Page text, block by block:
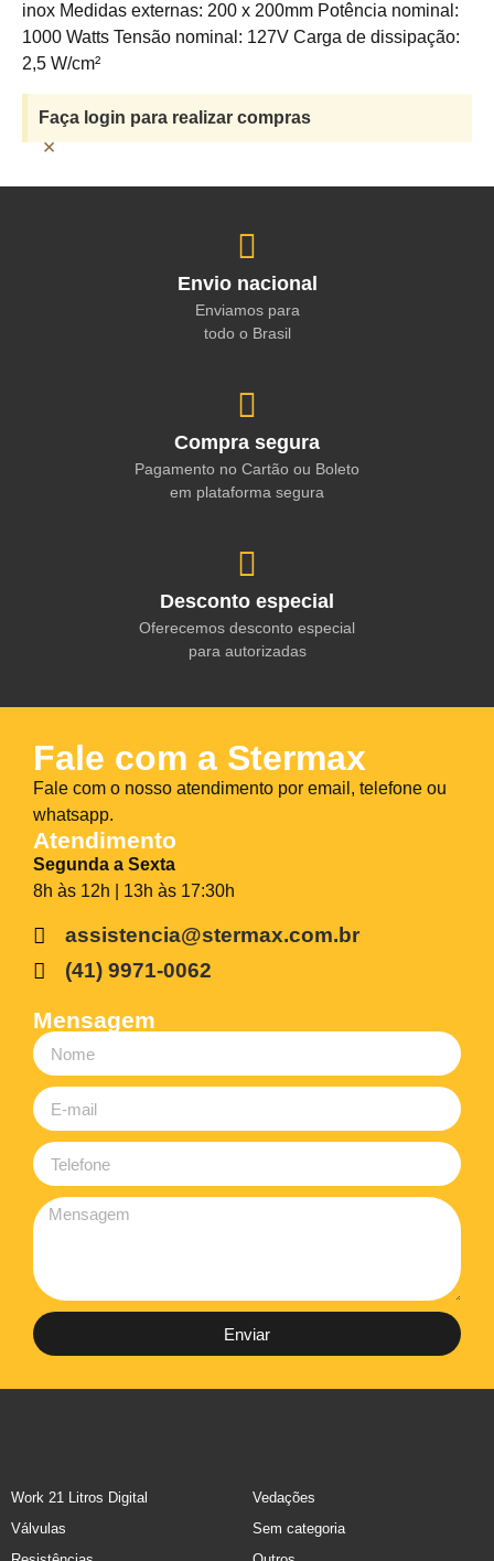
inox Medidas externas: 200 x 200mm Potência nominal:
1000 Watts Tensão nominal: 127V Carga de dissipação:
2,5 W/cm²
Faça login para realizar compras
×
Envio nacional
Enviamos para
todo o Brasil
Compra segura
Pagamento no Cartão ou Boleto
em plataforma segura
Desconto especial
Oferecemos desconto especial
para autorizadas
Fale com a Stermax
Fale com o nosso atendimento por email, telefone ou
whatsapp.
Atendimento
Segunda a Sexta
8h às 12h | 13h às 17:30h
assistencia@stermax.com.br
(41) 9971-0062
Mensagem
Enviar
Work 21 Litros Digital
Vedações
Válvulas
Sem categoria